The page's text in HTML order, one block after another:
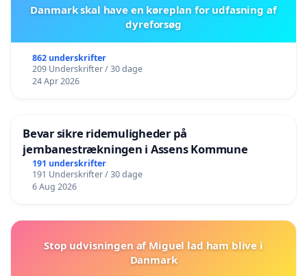
Danmark skal have en køreplan for udfasning af
dyreforsøg
862 underskrifter
209 Underskrifter / 30 dage
24 Apr 2026
Bevar sikre ridemuligheder på
jernbanestrækningen i Assens Kommune
191 underskrifter
191 Underskrifter / 30 dage
6 Aug 2026
Stop udvisningen af Miguel lad ham blive i
Danmark